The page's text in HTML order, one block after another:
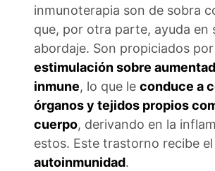
inmunoterapia son de sobra
que, por otra parte, ayuda en
abordaje. Son propiciados por
estimulación sobre
inmune, lo que le conduce a
órganos y tejidos propios
cuerpo, derivando en la
estos. Este trastorno recibe
autoinmunidad.